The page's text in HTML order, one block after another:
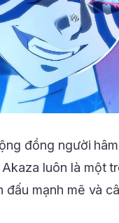
đồng người
luôn là một
mạnh mẽ và